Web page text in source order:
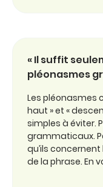
« Il suffit
pléonasmes
Les pléonasmes
haut » et «
simples à éviter.
grammaticaux.
qu’ils
de la phrase. En